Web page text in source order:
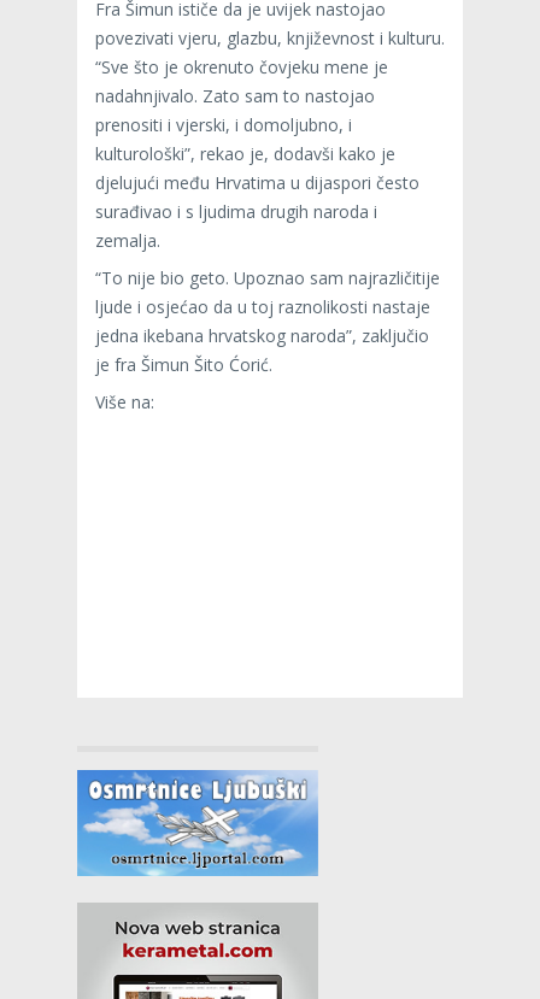
Fra Šimun ističe da je uvijek nastojao
povezivati vjeru, glazbu, književnost i kulturu.
“Sve što je okrenuto čovjeku mene je
nadahnjivalo. Zato sam to nastojao
prenositi i vjerski, i domoljubno, i
kulturološki”, rekao je, dodavši kako je
djelujući među Hrvatima u dijaspori često
surađivao i s ljudima drugih naroda i
zemalja.
“To nije bio geto. Upoznao sam najrazličitije
ljude i osjećao da u toj raznolikosti nastaje
jedna ikebana hrvatskog naroda”, zaključio
je fra Šimun Šito Ćorić.
Više na: